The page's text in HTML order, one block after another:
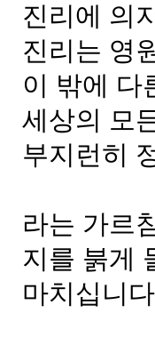
진리에 의
진리는 영
이 밖에 다
세상의 모
부지런히
라는 가르
지를 붉게
마치십니